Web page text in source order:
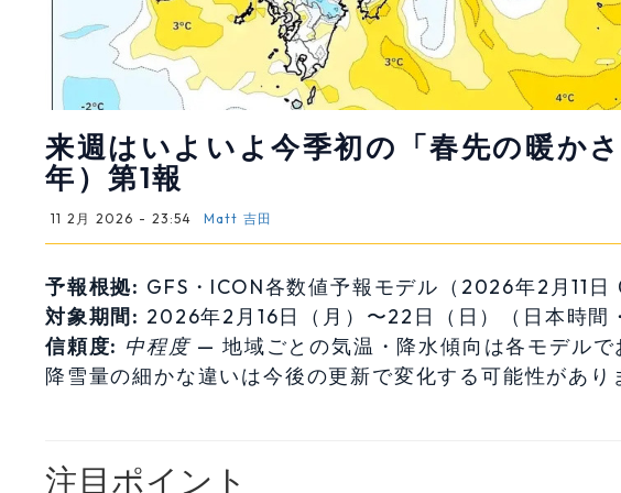
来週はいよいよ今季初の「春先の暖か
年）第1報
11 2月 2026 - 23:54 Matt 吉田
予報根拠: GFS・ICON各数値予報モデル（2026年2月11日
対象期間: 2026年2月16日（月）〜22日（日）（日本時間
信頼度: 中程度— 地域ごとの気温・降水傾向は各モデル
降雪量の細かな違いは今後の更新で変化する可能性があり
注目ポイント